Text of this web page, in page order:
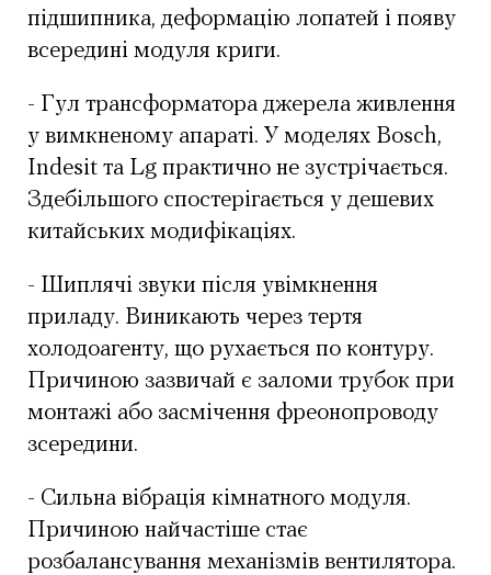
підшипника, деформацію лопатей і появу
всередині модуля криги.
- Гул трансформатора джерела живлення
у вимкненому апараті. У моделях Bosch,
Indesit та Lg практично не зустрічається.
Здебільшого спостерігається у дешевих
китайських модифікаціях.
- Шиплячі звуки після увімкнення
приладу. Виникають через тертя
холодоагенту, що рухається по контуру.
Причиною зазвичай є заломи трубок при
монтажі або засмічення фреонопроводу
зсередини.
- Сильна вібрація кімнатного модуля.
Причиною найчастіше стає
розбалансування механізмів вентилятора.